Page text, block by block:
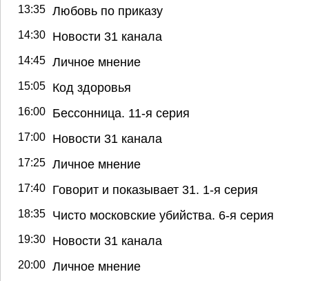
13:35 Любовь по приказу
14:30 Новости 31 канала
14:45 Личное мнение
15:05 Код здоровья
16:00 Бессонница. 11-я серия
17:00 Новости 31 канала
17:25 Личное мнение
17:40 Говорит и показывает 31. 1-я серия
18:35 Чисто московские убийства. 6-я серия
19:30 Новости 31 канала
20:00 Личное мнение